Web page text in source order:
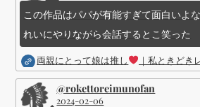
この作品はパパが有能すぎて面白いよ
れいにやりながら会話するとこ笑った
両親にとって娘は推し ｜私ときどき
@rokettoreimunofan
2024-02-06